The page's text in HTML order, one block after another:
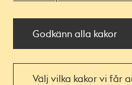
Godkänn alla kakor
Välj vilka kakor vi får